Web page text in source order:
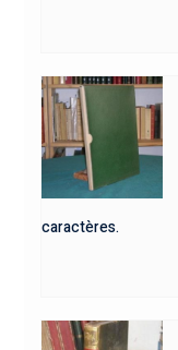
caractères.